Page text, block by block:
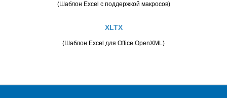
(Шаблон Excel с поддержкой макросов)
XLTX
(Шаблон Excel для Office OpenXML)